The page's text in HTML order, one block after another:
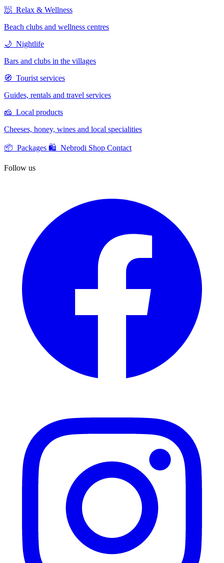
🧖 Relax & Wellness
Beach clubs and wellness centres
🌙 Nightlife
Bars and clubs in the villages
🧭 Tourist services
Guides, rentals and travel services
🧀 Local products
Cheeses, honey, wines and local specialities
📦 Packages 🛍️ Nebrodi Shop Contact
Follow us